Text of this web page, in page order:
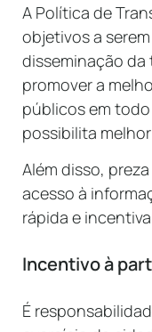
A Política de
objetivos a
disseminação
promover a
públicos em
possibilita
Além disso,
acesso à
rápida e
Incentivo à
É